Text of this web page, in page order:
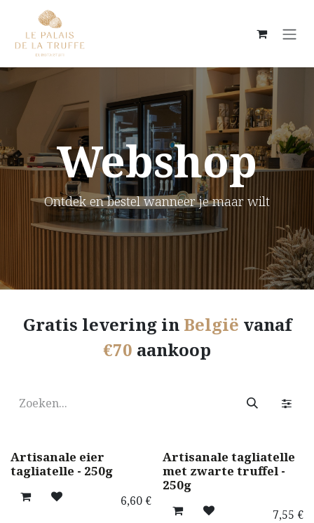
Overslaan naar inhoud
Webshop
Ontdek en bestel wanneer je maar wilt
Gratis levering in België vanaf
€70 aankoop
Artisanale eier
tagliatelle - 250g
6,60€
Artisanale tagliatelle
met zwarte truffel -
250g
7,55 €